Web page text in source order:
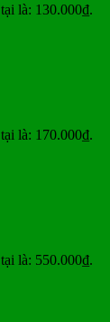
là: 130.000₫.
là: 170.000₫.
là: 550.000₫.